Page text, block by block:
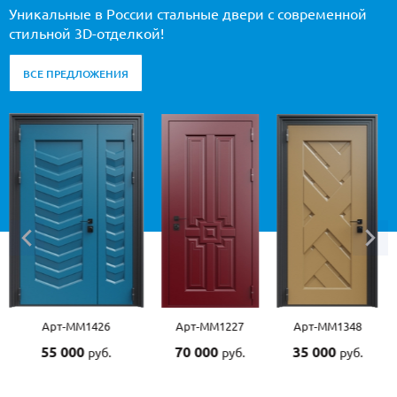
Уникальные в России стальные двери с современной
стильной 3D-отделкой!
ВСЕ ПРЕДЛОЖЕНИЯ
Арт-ММ1227
70 000руб.
Арт-ММ1348
35 000руб.
Арт-ММ1507
55 000руб.